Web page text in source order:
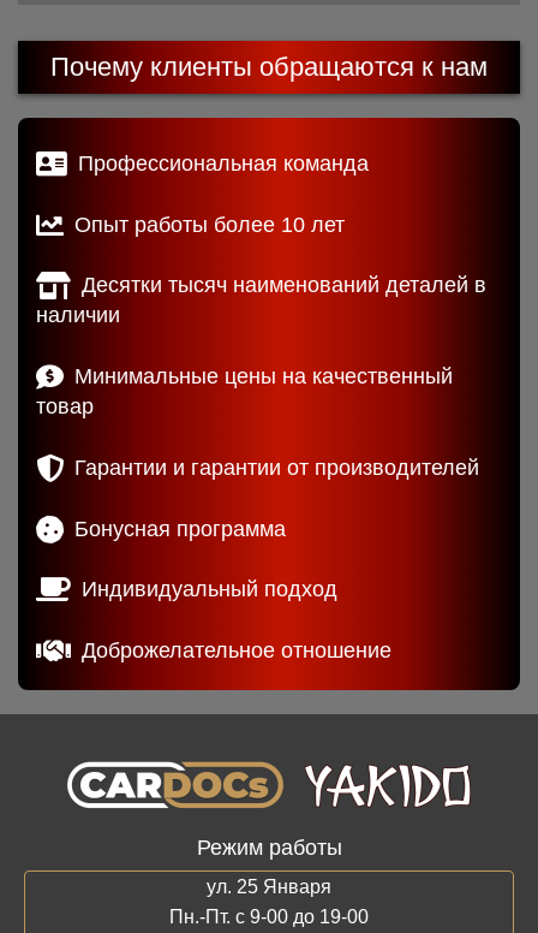
Почему клиенты обращаются к нам
Профессиональная команда
Опыт работы более 10 лет
Десятки тысяч наименований деталей в
наличии
Минимальные цены на качественный
товар
Гарантии и гарантии от производителей
Бонусная программа
Индивидуальный подход
Доброжелательное отношение
Режим работы
ул. 25 Января
Пн.-Пт. с 9-00 до 19-00